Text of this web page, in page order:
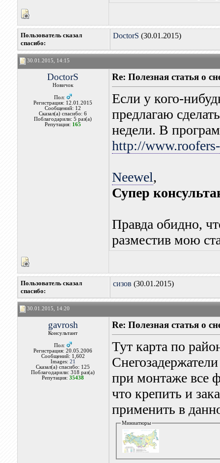
Пользователь сказал
cпасибо:
DoctorS (30.01.2015)
30.01.2015, 14:15
DoctorS
Новичок
Пол:
Регистрация: 12.01.2015
Сообщений: 12
Сказал(а) спасибо: 6
Поблагодарили: 5 раз(а)
Репутация: 165
Re: Полезная статья о
Если у кого-
предлагаю
недели. В
http://
Neewel,
Супер
Правда обидно,
разместив мою
Пользователь сказал
cпасибо:
сизов (30.01.2015)
30.01.2015, 14:20
gavrosh
Консультант
Пол:
Регистрация: 20.05.2006
Сообщений: 1,602
Images: 21
Сказал(а) спасибо: 125
Поблагодарили: 318 раз(а)
Репутация:35438
Re: Полезная статья о
Тут карта по
при монтаже все
что крепить и
применить в
Миниатюры